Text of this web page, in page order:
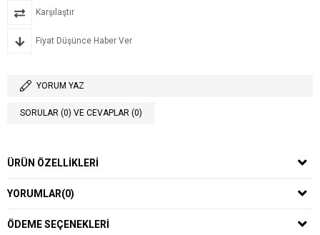
Karşılaştır
Fiyat Düşünce Haber Ver
YORUM YAZ
SORULAR (0) VE CEVAPLAR (0)
ÜRÜN ÖZELLIKLERI
YORUMLAR(0)
ÖDEME SEÇENEKLERI